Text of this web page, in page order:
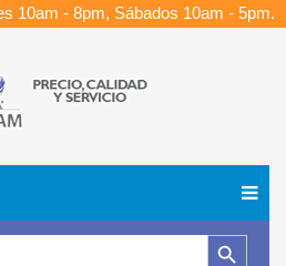
10am - 8pm, Sábados 10am - 5pm.
Botón de búsqueda